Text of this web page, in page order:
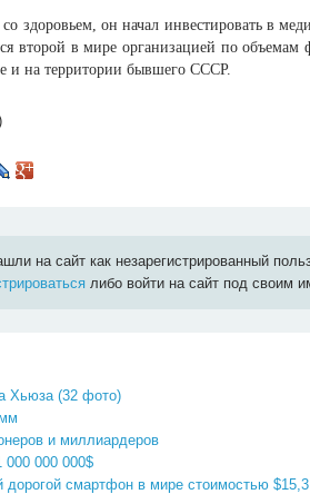
здоровьем, он начал инвестировать в
второй в мире организацией по объемам
и на территории бывшего СССР.
на сайт как незарегистрированный
либо войти на сайт под своим
Хьюза (32 фото)
и миллиардеров
000 000 000$
смартфон в мире стоимостью $15,3